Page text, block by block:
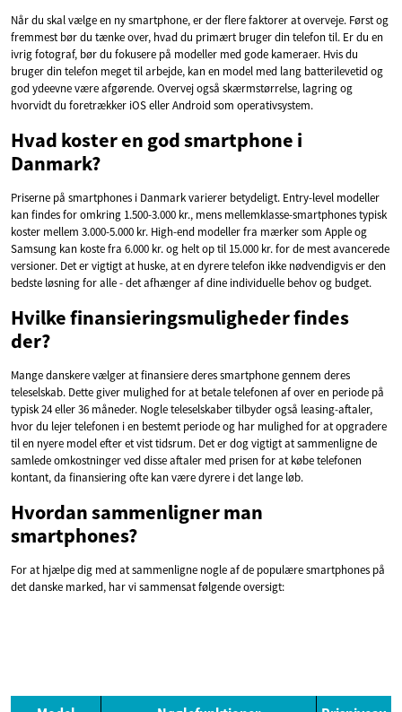
Når du skal vælge en ny smartphone, er der flere faktorer at overveje. Først og
fremmest bør du tænke over, hvad du primært bruger din telefon til. Er du en
ivrig fotograf, bør du fokusere på modeller med gode kameraer. Hvis du
bruger din telefon meget til arbejde, kan en model med lang batterilevetid og
god ydeevne være afgørende. Overvej også skærmstørrelse, lagring og
hvorvidt du foretrækker iOS eller Android som operativsystem.
Hvad koster en god smartphone i
Danmark?
Priserne på smartphones i Danmark varierer betydeligt. Entry-level modeller
kan findes for omkring 1.500-3.000 kr., mens mellemklasse-smartphones typisk
koster mellem 3.000-5.000 kr. High-end modeller fra mærker som Apple og
Samsung kan koste fra 6.000 kr. og helt op til 15.000 kr. for de mest avancerede
versioner. Det er vigtigt at huske, at en dyrere telefon ikke nødvendigvis er den
bedste løsning for alle - det afhænger af dine individuelle behov og budget.
Hvilke finansieringsmuligheder findes
der?
Mange danskere vælger at finansiere deres smartphone gennem deres
teleselskab. Dette giver mulighed for at betale telefonen af over en periode på
typisk 24 eller 36 måneder. Nogle teleselskaber tilbyder også leasing-aftaler,
hvor du lejer telefonen i en bestemt periode og har mulighed for at opgradere
til en nyere model efter et vist tidsrum. Det er dog vigtigt at sammenligne de
samlede omkostninger ved disse aftaler med prisen for at købe telefonen
kontant, da finansiering ofte kan være dyrere i det lange løb.
Hvordan sammenligner man
smartphones?
For at hjælpe dig med at sammenligne nogle af de populære smartphones på
det danske marked, har vi sammensat følgende oversigt: